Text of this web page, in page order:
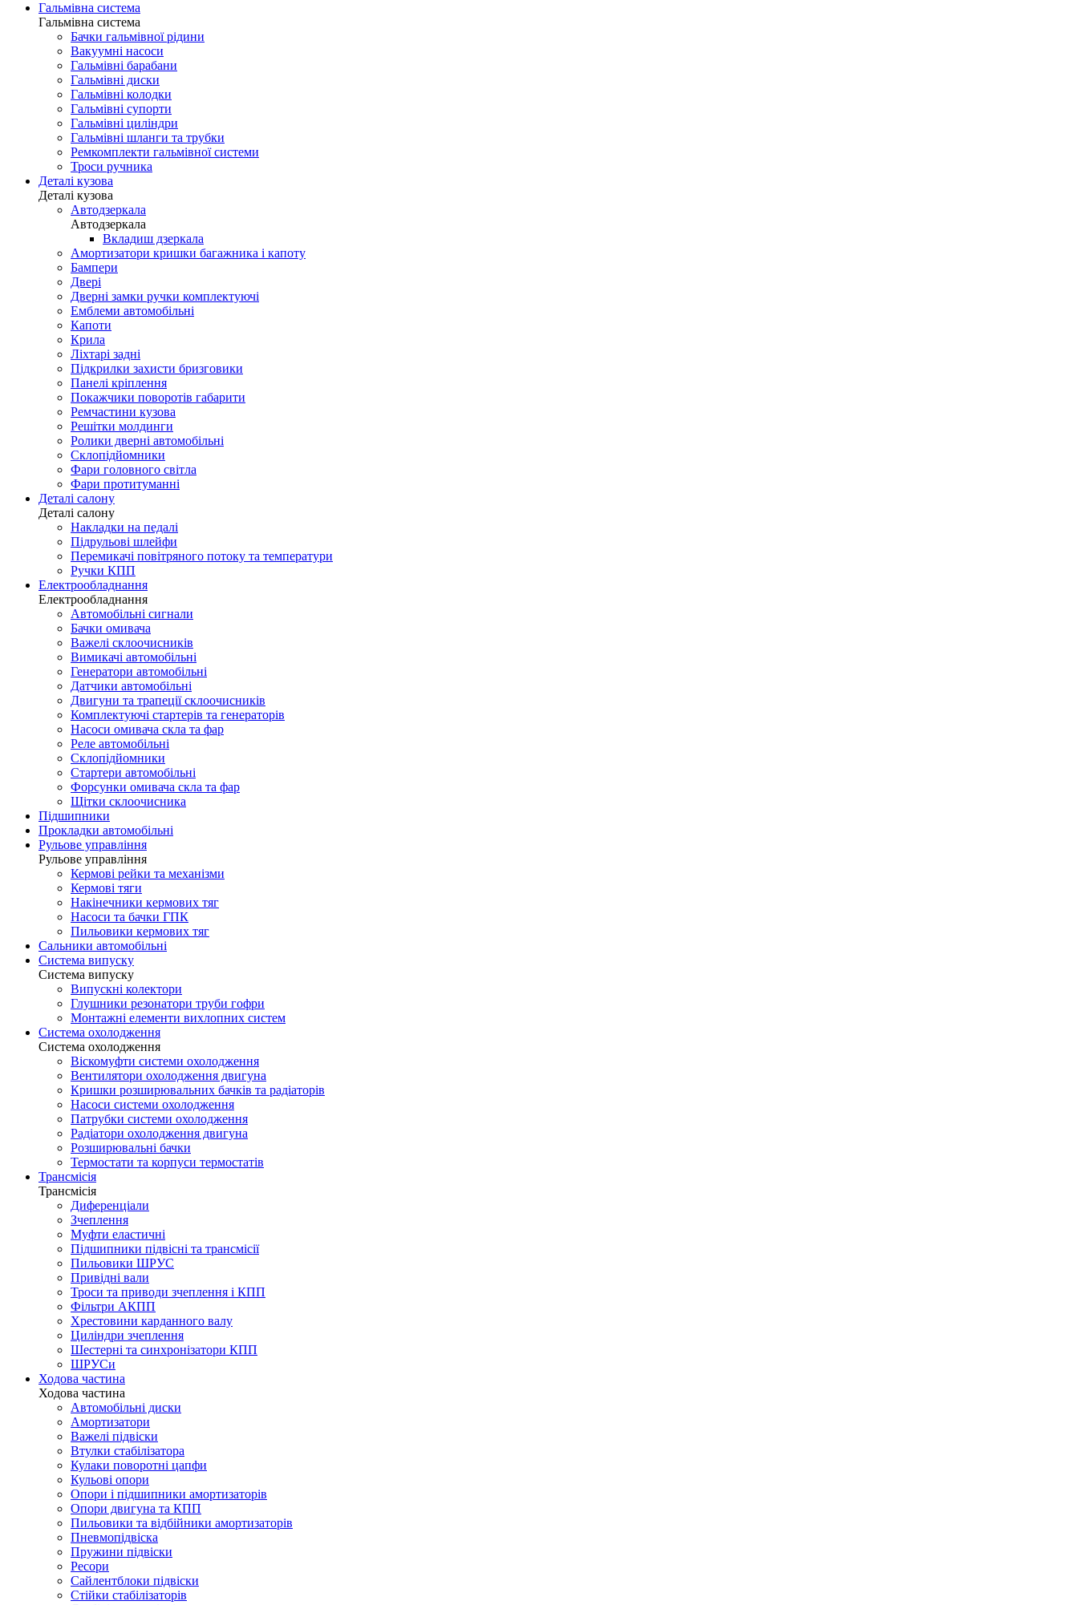
Гальмівна система
Гальмівна система
Бачки гальмівної рідини
Вакуумні насоси
Гальмівні барабани
Гальмівні диски
Гальмівні колодки
Гальмівні супорти
Гальмівні циліндри
Гальмівні шланги та трубки
Ремкомплекти гальмівної системи
Троси ручника
Деталі кузова
Деталі кузова
Автодзеркала
Автодзеркала
Вкладиш дзеркала
Амортизатори кришки багажника і капоту
Бампери
Двері
Дверні замки ручки комплектуючі
Емблеми автомобільні
Капоти
Крила
Ліхтарі задні
Підкрилки захисти бризговики
Панелі кріплення
Покажчики поворотів габарити
Ремчастини кузова
Решітки молдинги
Ролики дверні автомобільні
Склопідйомники
Фари головного світла
Фари протитуманні
Деталі салону
Деталі салону
Накладки на педалі
Підрульові шлейфи
Перемикачі повітряного потоку та температури
Ручки КПП
Електрообладнання
Електрообладнання
Автомобільні сигнали
Бачки омивача
Важелі склоочисників
Вимикачі автомобільні
Генератори автомобільні
Датчики автомобільні
Двигуни та трапеції склоочисників
Комплектуючі стартерів та генераторів
Насоси омивача скла та фар
Реле автомобільні
Склопідйомники
Стартери автомобільні
Форсунки омивача скла та фар
Щітки склоочисника
Підшипники
Прокладки автомобільні
Рульове управління
Рульове управління
Кермові рейки та механізми
Кермові тяги
Накінечники кермових тяг
Насоси та бачки ГПК
Пильовики кермових тяг
Сальники автомобільні
Система випуску
Система випуску
Випускні колектори
Глушники резонатори труби гофри
Монтажні елементи вихлопних систем
Система охолодження
Система охолодження
Віскомуфти системи охолодження
Вентилятори охолодження двигуна
Кришки розширювальних бачків та радіаторів
Насоси системи охолодження
Патрубки системи охолодження
Радіатори охолодження двигуна
Розширювальні бачки
Термостати та корпуси термостатів
Трансмісія
Трансмісія
Диференціали
Зчеплення
Муфти еластичні
Підшипники підвісні та трансмісії
Пильовики ШРУС
Привідні вали
Троси та приводи зчеплення і КПП
Фільтри АКПП
Хрестовини карданного валу
Циліндри зчеплення
Шестерні та синхронізатори КПП
ШРУСи
Ходова частина
Ходова частина
Автомобільні диски
Амортизатори
Важелі підвіски
Втулки стабілізатора
Кулаки поворотні цапфи
Кульові опори
Опори і підшипники амортизаторів
Опори двигуна та КПП
Пильовики та відбійники амортизаторів
Пневмопідвіска
Пружини підвіски
Ресори
Сайлентблоки підвіски
Стійки стабілізаторів